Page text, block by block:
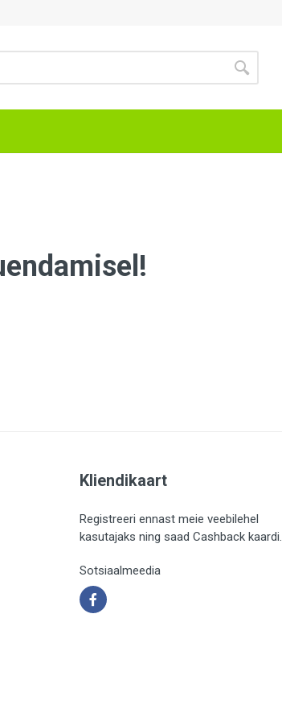
Kliendikaart
Registreeri ennast meie veebilehel
kasutajaks ning saad Cashback kaardi.
Sotsiaalmeedia